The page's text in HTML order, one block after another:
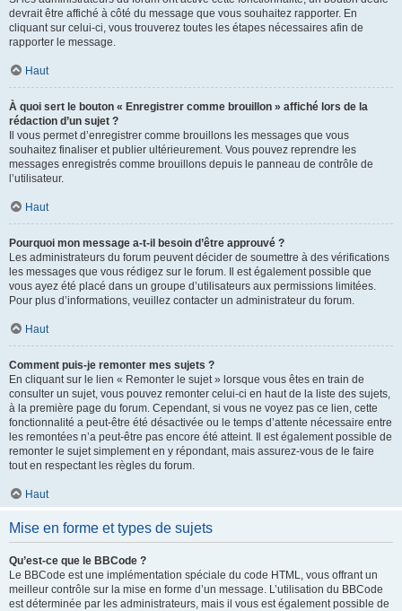
devrait être affiché à côté du message que vous souhaitez rapporter. En
cliquant sur celui-ci, vous trouverez toutes les étapes nécessaires afin de
rapporter le message.
Haut
À quoi sert le bouton « Enregistrer comme brouillon » affiché lors de la
rédaction d’un sujet ?
Il vous permet d’enregistrer comme brouillons les messages que vous
souhaitez finaliser et publier ultérieurement. Vous pouvez reprendre les
messages enregistrés comme brouillons depuis le panneau de contrôle de
l’utilisateur.
Haut
Pourquoi mon message a-t-il besoin d’être approuvé ?
Les administrateurs du forum peuvent décider de soumettre à des vérifications
les messages que vous rédigez sur le forum. Il est également possible que
vous ayez été placé dans un groupe d’utilisateurs aux permissions limitées.
Pour plus d’informations, veuillez contacter un administrateur du forum.
Haut
Comment puis-je remonter mes sujets ?
En cliquant sur le lien « Remonter le sujet » lorsque vous êtes en train de
consulter un sujet, vous pouvez remonter celui-ci en haut de la liste des sujets,
à la première page du forum. Cependant, si vous ne voyez pas ce lien, cette
fonctionnalité a peut-être été désactivée ou le temps d’attente nécessaire entre
les remontées n’a peut-être pas encore été atteint. Il est également possible de
remonter le sujet simplement en y répondant, mais assurez-vous de le faire
tout en respectant les règles du forum.
Haut
Mise en forme et types de sujets
Qu’est-ce que le BBCode ?
Le BBCode est une implémentation spéciale du code HTML, vous offrant un
meilleur contrôle sur la mise en forme d’un message. L’utilisation du BBCode
est déterminée par les administrateurs, mais il vous est également possible de